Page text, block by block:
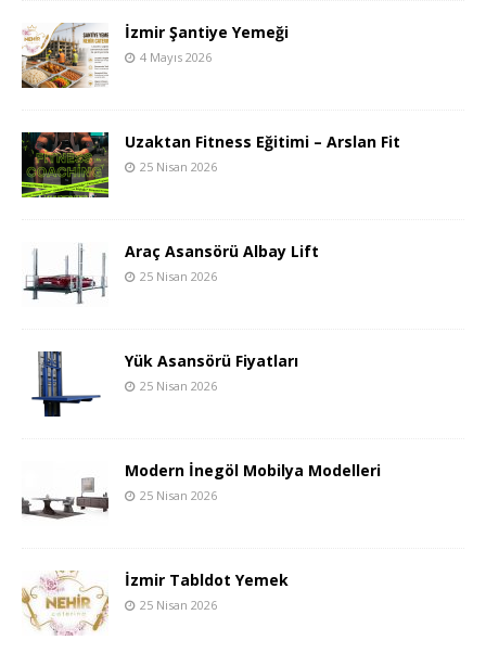
İzmir Şantiye Yemeği
4 Mayıs 2026
Uzaktan Fitness Eğitimi – Arslan Fit
25 Nisan 2026
Araç Asansörü Albay Lift
25 Nisan 2026
Yük Asansörü Fiyatları
25 Nisan 2026
Modern İnegöl Mobilya Modelleri
25 Nisan 2026
İzmir Tabldot Yemek
25 Nisan 2026